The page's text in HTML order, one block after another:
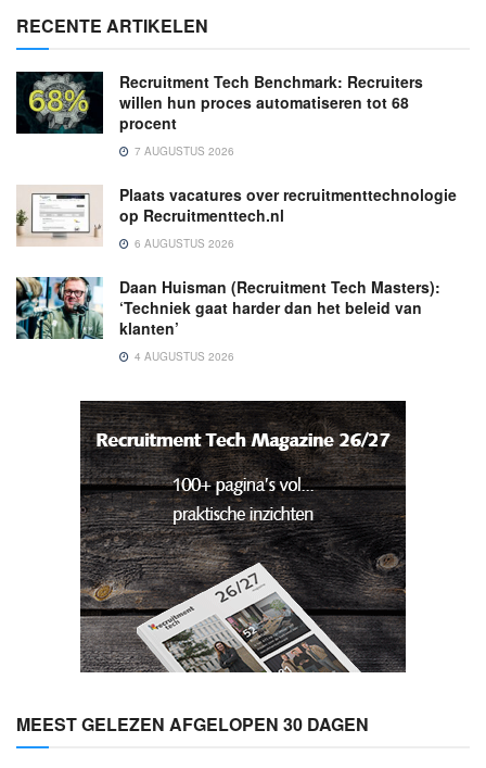
RECENTE ARTIKELEN
Recruitment Tech Benchmark: Recruiters
willen hun proces automatiseren tot 68
procent
7 AUGUSTUS 2026
Plaats vacatures over recruitmenttechnologie
op Recruitmenttech.nl
6 AUGUSTUS 2026
Daan Huisman (Recruitment Tech Masters):
‘Techniek gaat harder dan het beleid van
klanten’
4 AUGUSTUS 2026
MEEST GELEZEN AFGELOPEN 30 DAGEN